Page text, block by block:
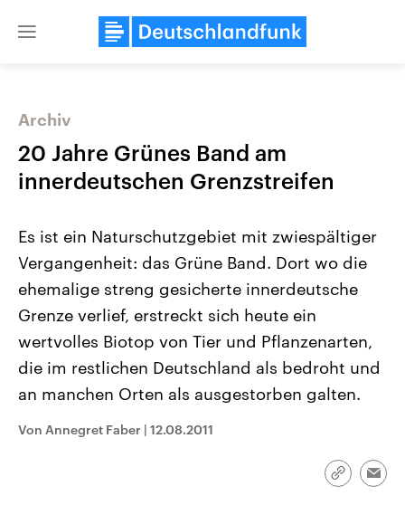
Close
Landtagswahl Sachsen-Anhalt
Alle Informationen
Sachsen-Anhalt wählt am 6.
September 2026 einen neuen
Landtag. Seit 2021 wird das
Bundesland von einer Koalition aus
Umfragen, Prognosen,
USA
Hintergründe
Wirtschaftlich und
gehören die Vereinigten
den mächtigsten Ländern
mit großem Einfluss auf
Archiv
20 Jahre Grünes Band am
innerdeutschen Grenzstreifen
Es ist ein Naturschutzgebiet mit zwiespältiger
Vergangenheit: das Grüne Band. Dort wo die
ehemalige streng gesicherte innerdeutsche
Grenze verlief, erstreckt sich heute ein
wertvolles Biotop von Tier und Pflanzenarten,
die im restlichen Deutschland als bedroht und
an manchen Orten als ausgestorben galten.
Von Annegret Faber | 12.08.2011
Link